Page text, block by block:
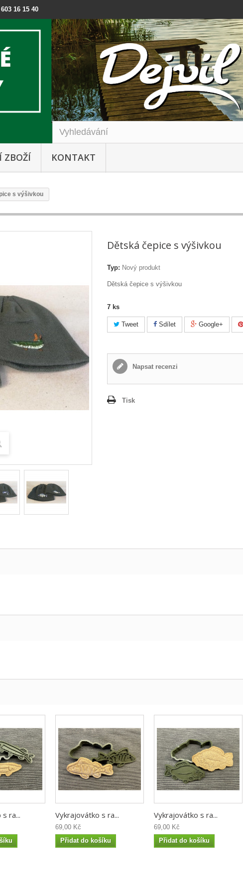
16 15 40
ZBOŽÍ KONTAKT
s výšivkou
Dětská čepice s výšivkou
Typ: Nový produkt
Dětská čepice s výšivkou
7 ks
Tweet Sdílet Google+
Napsat recenzi
Tisk
ra... Vykrajovátko s ra...
69,00 Kč
Přidat do košíku
Vykrajovátko s ra...
69,00 Kč
Přidat do košíku